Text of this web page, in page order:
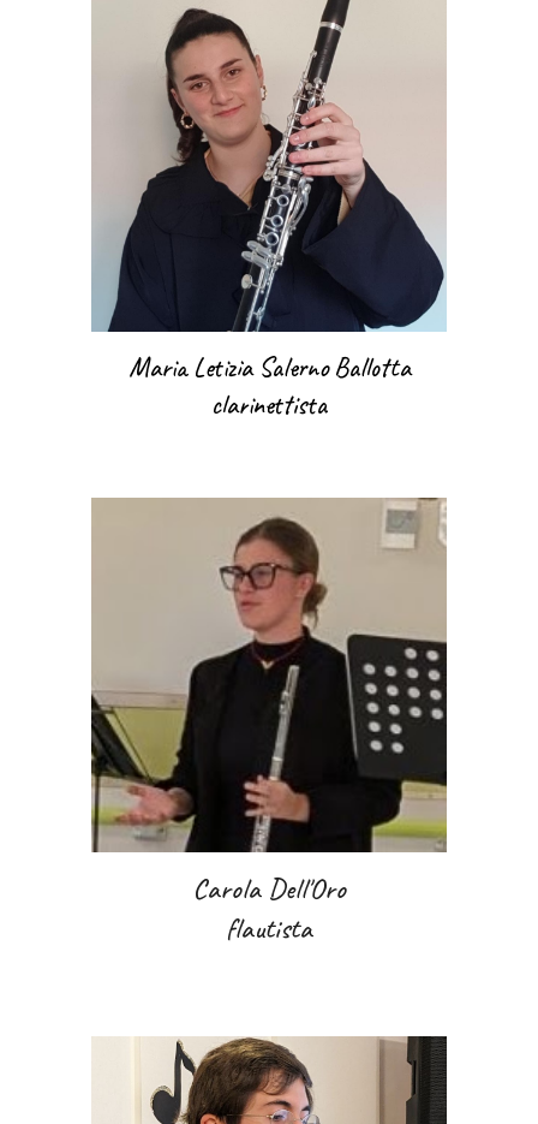
Maria Letizia Salerno Ballotta
clarinettista
Carola Dell'Oro
flautista